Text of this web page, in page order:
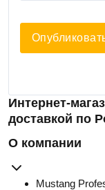
Интернет-
доставкой по
О компании
Mustang